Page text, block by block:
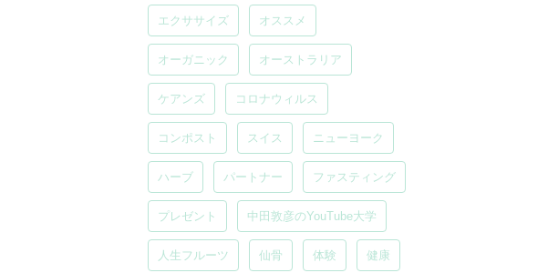
エクササイズ オススメ
オーガニック オーストラリア
ケアンズ コロナウィルス
コンポスト スイス ニューヨーク
ハーブ パートナー ファスティング
プレゼント 中田敦彦のYouTube大学
人生フルーツ 仙骨 体験 健康